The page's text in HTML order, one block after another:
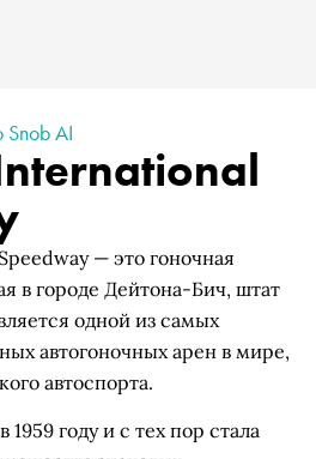
AI
— это гоночная
в городе Дейтона-Бич, штат
одной из самых
автогоночных арен в мире,
автоспорта.
году и с тех пор стала